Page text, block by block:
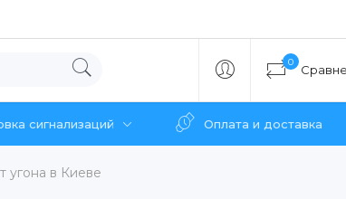
0
сигнализаций Оплата и доставка
угона в Киеве